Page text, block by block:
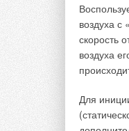
воздуха с
скорость
воздуха
Для
Рис. 1.
расхода)